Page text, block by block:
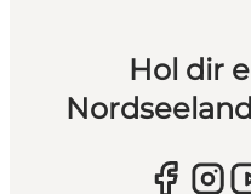
Hol dir